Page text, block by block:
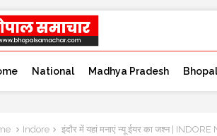
National Madhya Pradesh Bhopal
Indore इंदौर में यहां मनाएं न्यू ईयर का जश्न | INDORE